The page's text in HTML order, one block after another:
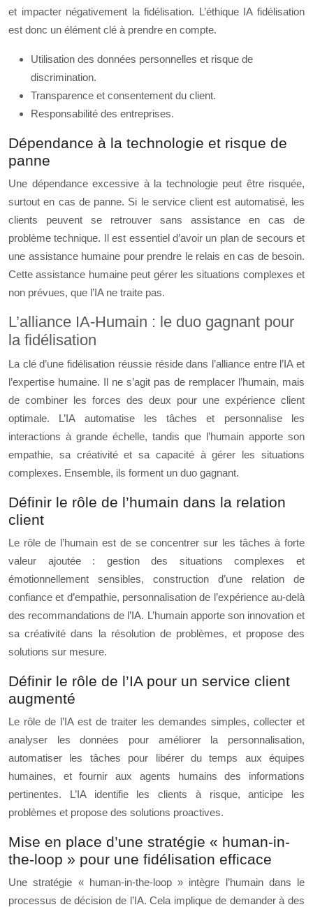
et impacter négativement la fidélisation. L’éthique IA fidélisation
est donc un élément clé à prendre en compte.
Utilisation des données personnelles et risque de
discrimination.
Transparence et consentement du client.
Responsabilité des entreprises.
Dépendance à la technologie et risque de
panne
Une dépendance excessive à la technologie peut être risquée,
surtout en cas de panne. Si le service client est automatisé, les
clients peuvent se retrouver sans assistance en cas de
problème technique. Il est essentiel d’avoir un plan de secours et
une assistance humaine pour prendre le relais en cas de besoin.
Cette assistance humaine peut gérer les situations complexes et
non prévues, que l’IA ne traite pas.
L’alliance IA-Humain : le duo gagnant pour
la fidélisation
La clé d’une fidélisation réussie réside dans l’alliance entre l’IA et
l’expertise humaine. Il ne s’agit pas de remplacer l’humain, mais
de combiner les forces des deux pour une expérience client
optimale. L’IA automatise les tâches et personnalise les
interactions à grande échelle, tandis que l’humain apporte son
empathie, sa créativité et sa capacité à gérer les situations
complexes. Ensemble, ils forment un duo gagnant.
Définir le rôle de l’humain dans la relation
client
Le rôle de l’humain est de se concentrer sur les tâches à forte
valeur ajoutée : gestion des situations complexes et
émotionnellement sensibles, construction d’une relation de
confiance et d’empathie, personnalisation de l’expérience au-delà
des recommandations de l’IA. L’humain apporte son innovation et
sa créativité dans la résolution de problèmes, et propose des
solutions sur mesure.
Définir le rôle de l’IA pour un service client
augmenté
Le rôle de l’IA est de traiter les demandes simples, collecter et
analyser les données pour améliorer la personnalisation,
automatiser les tâches pour libérer du temps aux équipes
humaines, et fournir aux agents humains des informations
pertinentes. L’IA identifie les clients à risque, anticipe les
problèmes et propose des solutions proactives.
Mise en place d’une stratégie « human-in-
the-loop » pour une fidélisation efficace
Une stratégie « human-in-the-loop » intègre l’humain dans le
processus de décision de l’IA. Cela implique de demander à des